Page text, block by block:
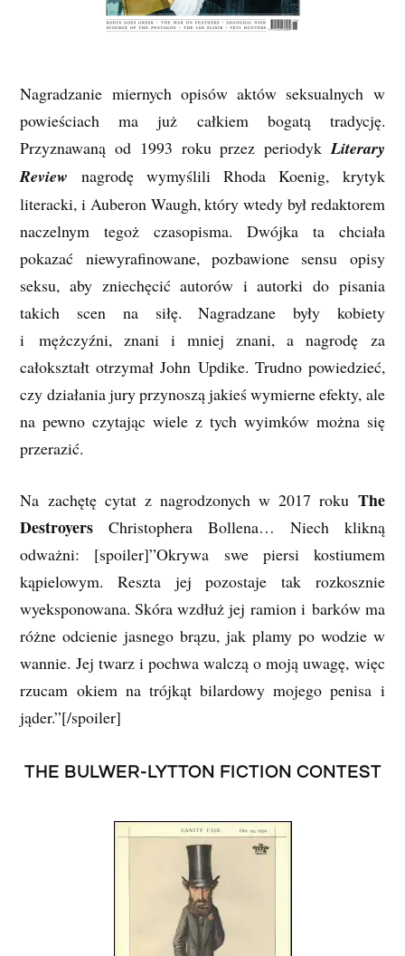
Nagradzanie miernych opisów aktów seksualnych w
powieściach ma już całkiem bogatą tradycję.
Przyznawaną od 1993 roku przez periodykLiterary
Review nagrodę wymyślili Rhoda Koenig, krytyk
literacki, i Auberon Waugh, który wtedy był redaktorem
naczelnym tegoż czasopisma. Dwójka ta chciała
pokazać niewyrafinowane, pozbawione sensu opisy
seksu, aby zniechęcić autorów i autorki do pisania
takich scen na siłę. Nagradzane były kobiety
i mężczyźni, znani i mniej znani, a nagrodę za
całokształt otrzymał John Updike. Trudno powiedzieć,
czy działania jury przynoszą jakieś wymierne efekty, ale
na pewno czytając wiele z tych wyimków można się
przerazić.
Na zachętę cytat z nagrodzonych w 2017 roku The
Destroyers Christophera Bollena… Niech klikną
odważni: [spoiler]”Okrywa swe piersi kostiumem
kąpielowym. Reszta jej pozostaje tak rozkosznie
wyeksponowana. Skóra wzdłuż jej ramion i barków ma
różne odcienie jasnego brązu, jak plamy po wodzie w
wannie. Jej twarz i pochwa walczą o moją uwagę, więc
rzucam okiem na trójkąt bilardowy mojego penisa i
jąder.”[/spoiler]
THE BULWER-LYTTON FICTION CONTEST